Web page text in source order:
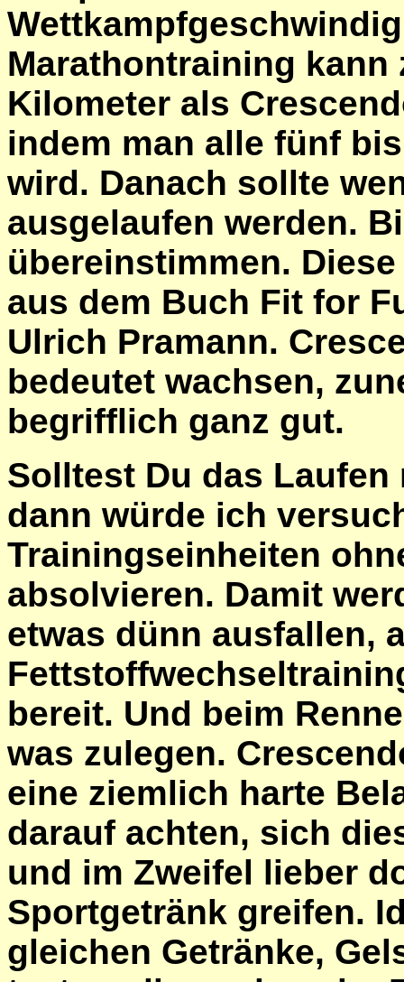
Marathontraining kann
Kilometer als
indem man alle fünf
wird. Danach sollte
ausgelaufen werden.
übereinstimmen.
aus dem Buch Fit for
Ulrich Pramann.
bedeutet wachsen,
begrifflich ganz gut.
Solltest Du das
dann würde ich
Trainingseinheiten
absolvieren. Damit
etwas dünn ausfallen,
bereit. Und beim
was zulegen.
eine ziemlich harte
darauf achten, sich
und im Zweifel lieber
Sportgetränk greifen.
gleichen Getränke,